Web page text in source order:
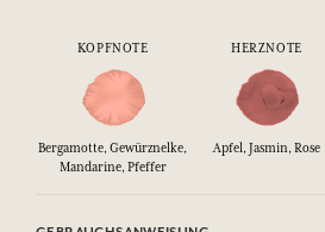
KOPFNOTE HERZNOTE
Bergamotte, Gewürznelke,
Mandarine, Pfeffer
Apfel, Jasmin, Rose